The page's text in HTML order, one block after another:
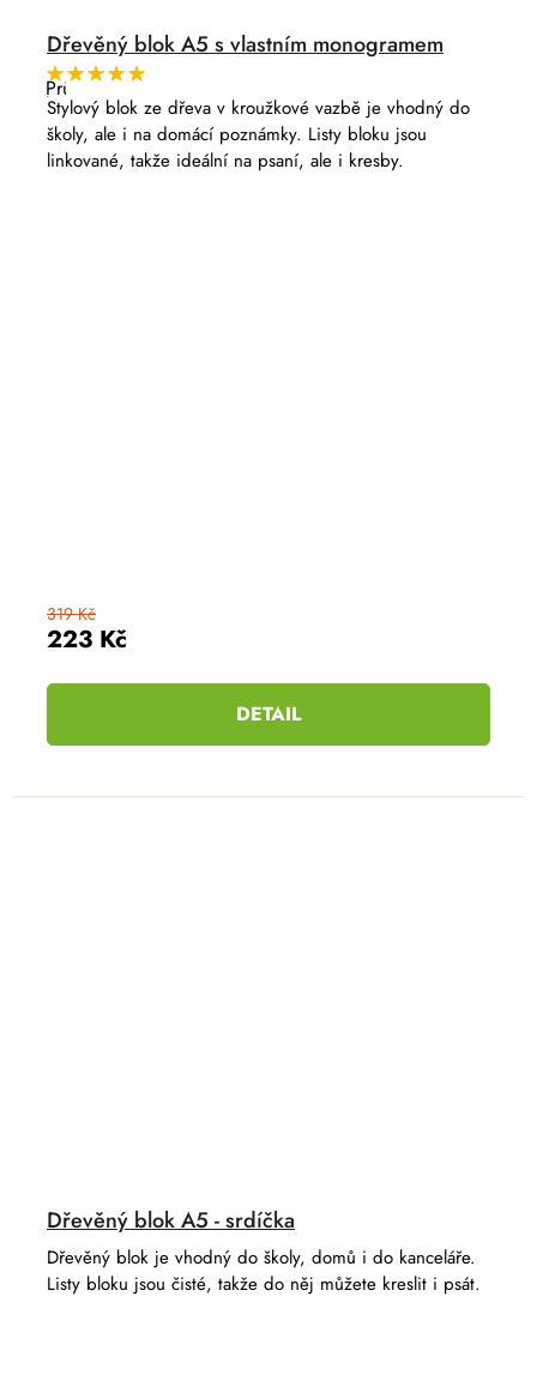
Dřevěný blok A5 s vlastním monogramem
Průměrné
hodnocení
produktu
je
5,0
z
223 Kč
319 Kč
DETAIL
Stylový blok ze dřeva v kroužkové vazbě je vhodný do
školy, ale i na domácí poznámky. Listy bloku jsou
linkované, takže ideální na psaní, ale i kresby.
Dřevěný blok A5 - srdíčka
Dřevěný blok je vhodný do školy, domů i do kanceláře.
Listy bloku jsou čisté, takže do něj můžete kreslit i psát.